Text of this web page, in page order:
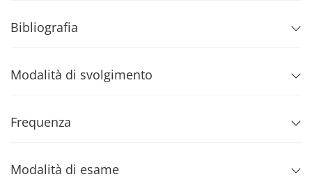
Bibliografia
Modalità di svolgimento
Frequenza
Modalità di esame